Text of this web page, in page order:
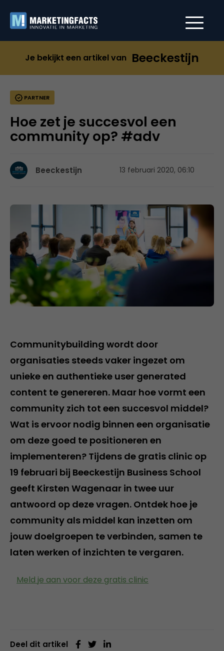
Je bekijkt een artikel van Beeckestijn
PARTNER
Hoe zet je succesvol een
community op? #adv
Beeckestijn 13 februari 2020, 06:10
Communitybuilding wordt door
organisaties steeds vaker ingezet om
unieke en authentieke user generated
content te genereren. Maar hoe vormt een
community zich tot een succesvol middel?
Wat is ervoor nodig binnen een organisatie
om deze goed te positioneren en
implementeren? Tijdens de gratis clinic op
19 februari bij Beeckestijn Business School
geeft Kirsten Wagenaar in twee uur
antwoord op deze vragen. Ontdek hoe je
community als middel kan inzetten om
jouw doelgroepen te verbinden, samen te
laten werken of inzichten te vergaren.
Meld je aan voor deze gratis clinic
Deel dit artikel